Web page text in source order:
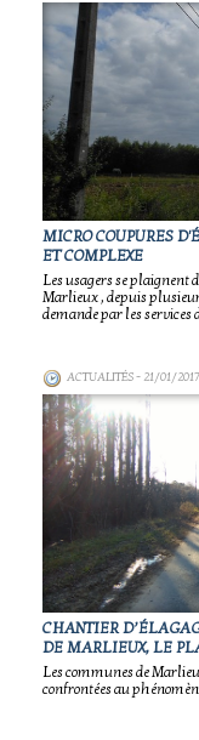
MICRO COUPURES
ET COMPLEXE
Les usagers se plaignent
Marlieux , depuis
demande par les services
ACTUALITÉS- 21/01/2017
CHANTIER
DE MARLIEUX, LE
Les communes de
confrontées au